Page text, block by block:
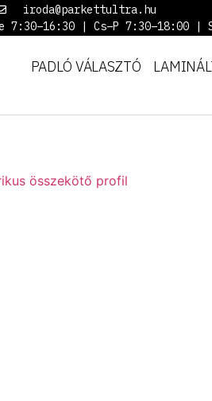
iroda@parkettultra.hu
7:30–16:30 | Cs–P 7:30–18:00 |
PADLÓ VÁLASZTÓ